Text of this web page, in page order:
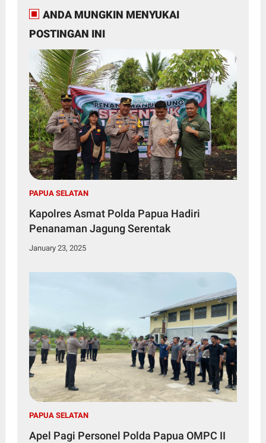
ANDA MUNGKIN MENYUKAI
POSTINGAN INI
PAPUA SELATAN
Kapolres Asmat Polda Papua Hadiri
Penanaman Jagung Serentak
January 23, 2025
PAPUA SELATAN
Apel Pagi Personel Polda Papua OMPC II